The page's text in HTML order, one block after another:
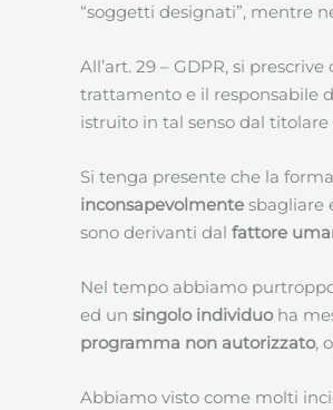
“soggetti designati”, mentre
All’art. 29 – GDPR, si
trattamento e il responsabile
istruito in tal senso dal
Si tenga presente che la
inconsapevolmente sbagliare
sono derivanti dal fattore
Nel tempo abbiamo
ed un singolo individuoha
programma non autorizzato,
Abbiamo visto come molti